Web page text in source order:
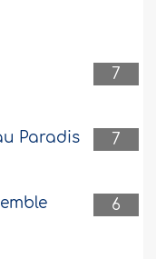
7
7
Paradis
6